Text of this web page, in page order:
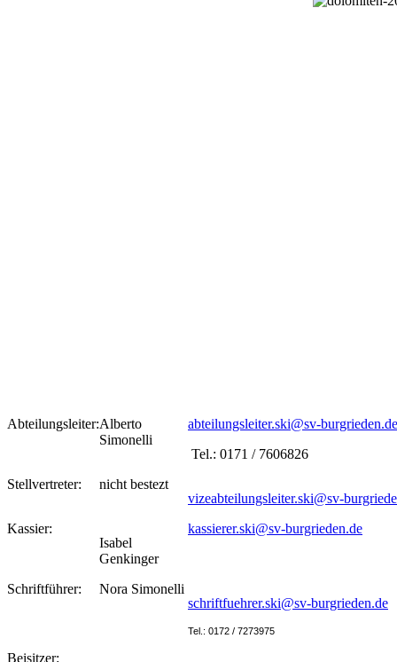
Abteilungsleiter:Alberto
Simonelli
abteilungsleiter.ski@sv-burgrieden.de
Tel.: 0171 / 7606826
Stellvertreter:
nicht bestezt
vizeabteilungsleiter.ski@sv-
Kassier:
Isabel
Genkinger
kassierer.ski@sv-burgrieden.de
Schriftführer:
Nora Simonelli
schriftfuehrer.ski@sv-burgrieden.de
Tel.: 0172 / 7273975
Beisitzer: